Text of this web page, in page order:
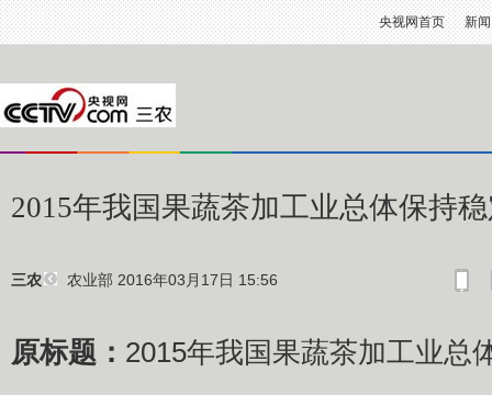
央视网首页 新闻
2015年我国果蔬茶加工业总体保持
三农 农业部 2016年03月17日 15:56
原标题： 2015年我国果蔬茶加工业总